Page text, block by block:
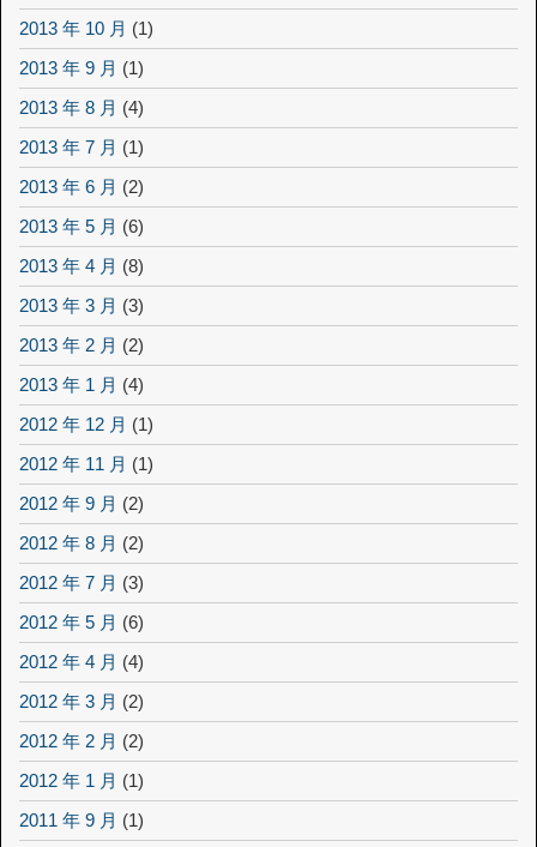
2013 年 10 月 (1)
2013 年 9 月 (1)
2013 年 8 月 (4)
2013 年 7 月 (1)
2013 年 6 月 (2)
2013 年 5 月 (6)
2013 年 4 月 (8)
2013 年 3 月 (3)
2013 年 2 月 (2)
2013 年 1 月 (4)
2012 年 12 月 (1)
2012 年 11 月 (1)
2012 年 9 月 (2)
2012 年 8 月 (2)
2012 年 7 月 (3)
2012 年 5 月 (6)
2012 年 4 月 (4)
2012 年 3 月 (2)
2012 年 2 月 (2)
2012 年 1 月 (1)
2011 年 9 月 (1)